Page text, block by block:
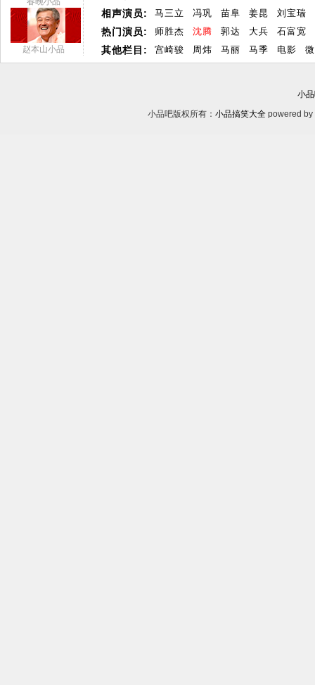
赵本山小品
相声演员:
热门演员:
其他栏目:
马三立 冯巩 苗阜 姜昆
刘宝瑞
师胜杰
沈腾 郭达 大兵
石富宽
宫崎骏
周炜 马丽 马季 电影
小
小品吧版权所有： 小品搞笑大全 powered by